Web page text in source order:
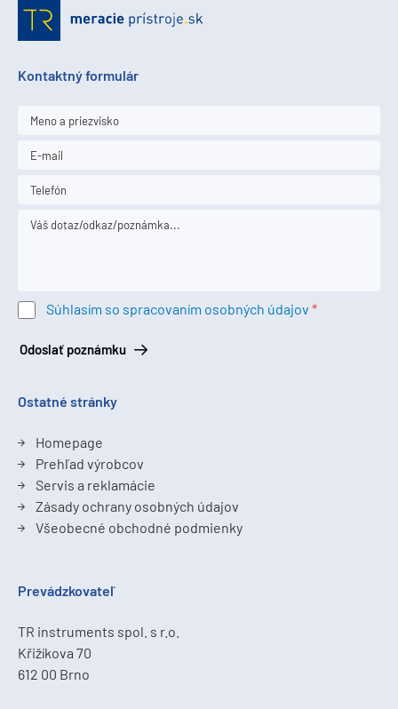
Kontaktný formulár
Súhlasím so spracovaním osobných údajov
Odoslať poznámku
Ostatné stránky
Homepage
Prehľad výrobcov
Servis a reklamácie
Zásady ochrany osobných údajov
Všeobecné obchodné podmienky
Prevádzkovateľ
TR instruments spol. s r.o.
Křižíkova 70
612 00 Brno